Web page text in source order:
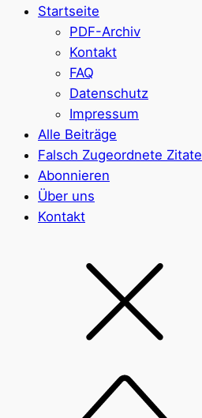
Startseite
PDF-Archiv
Kontakt
FAQ
Datenschutz
Impressum
Alle Beiträge
Falsch Zugeordnete Zitate
Abonnieren
Über uns
Kontakt